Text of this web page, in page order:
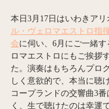
本日3月17日はいわきアリ
ル・ヴェロマエストロ指
会に伺い、6月にご一緒
ロマエストロにもご挨拶
た。演奏はもちろんプロ
しく意欲的で、本当に聴
コープランドの交響曲3
く、生で聴けたのは幸運